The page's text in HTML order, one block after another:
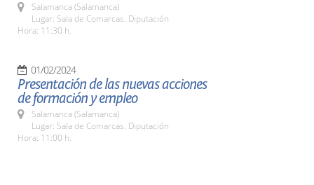
Salamanca (Salamanca)
Lugar: Sala de Comarcas. Diputación
Hora: 11:30 h.
01/02/2024
Presentación de las nuevas acciones
de formación y empleo
Salamanca (Salamanca)
Lugar: Sala de Comarcas. Diputación
Hora: 11:00 h.